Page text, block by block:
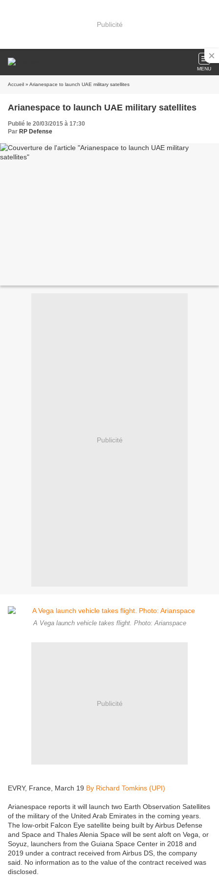
Publicité
MENU
Accueil » Arianespace to launch UAE military satellites
Arianespace to launch UAE military satellites
Publié le 20/03/2015 à 17:30
Par RP Defense
Publicité
A Vega launch vehicle takes flight. Photo: Arianspace
Publicité
EVRY, France, March 19 By Richard Tomkins (UPI)
Arianespace reports it will launch two Earth Observation Satellites
of the military of the United Arab Emirates in the coming years.
The low-orbit Falcon Eye satellite being built by Airbus Defense
and Space and Thales Alenia Space will be sent aloft on Vega, or
Soyuz, launchers from the Guiana Space Center in 2018 and
2019 under a contract received from Airbus DS, the company
said. No information as to the value of the contract received was
disclosed.